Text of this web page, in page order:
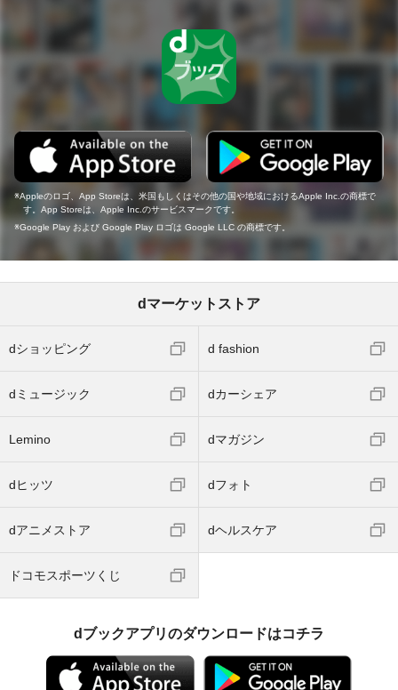
Appleのロゴ、App Storeは、米国もしくはその他の国や地域におけるApple Inc.の商標で
す。App Storeは、Apple Inc.のサービスマークです。
Google Play および Google Play ロゴは Google LLC の商標です。
dマーケットストア
dショッピング d fashion
dミュージック dカーシェア
Lemino dマガジン
dヒッツ dフォト
dアニメストア dヘルスケア
ドコモスポーツくじ
dブックアプリのダウンロードはコチラ